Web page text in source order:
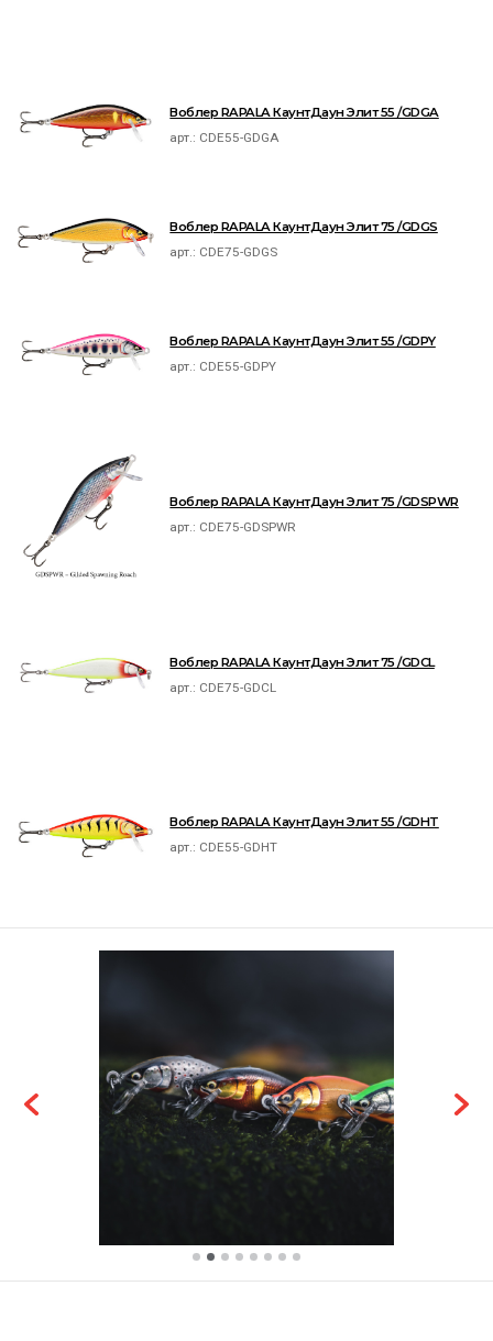
Воблер RAPALA КаунтДаун Элит 55 /GDGA
арт.: CDE55-GDGA
Воблер RAPALA КаунтДаун Элит 75 /GDGS
арт.: CDE75-GDGS
Воблер RAPALA КаунтДаун Элит 55 /GDPY
арт.: CDE55-GDPY
Воблер RAPALA КаунтДаун Элит 75 /GDSPWR
арт.: CDE75-GDSPWR
Воблер RAPALA КаунтДаун Элит 75 /GDCL
арт.: CDE75-GDCL
Воблер RAPALA КаунтДаун Элит 55 /GDHT
арт.: CDE55-GDHT